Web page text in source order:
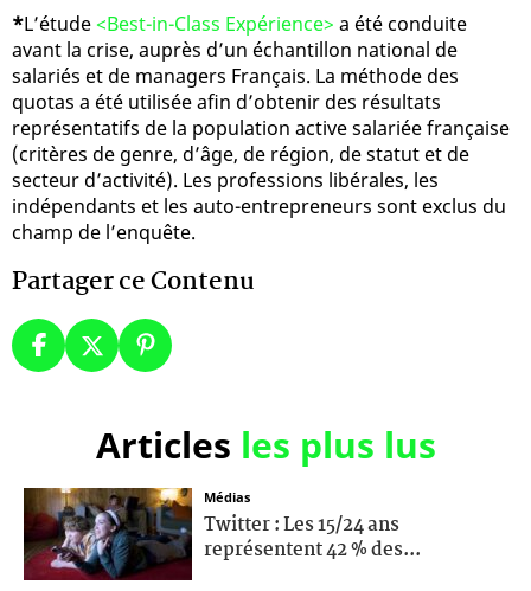
*L’étude<Best-in-Class Expérience> a été conduite
avant la crise, auprès d’un échantillon national de
salariés et de managers Français. La méthode des
quotas a été utilisée aﬁn d’obtenir des résultats
représentatifs de la population active salariée française
(critères de genre, d’âge, de région, de statut et de
secteur d’activité). Les professions libérales, les
indépendants et les auto-entrepreneurs sont exclus du
champ de l’enquête.
Partager ce Contenu
Articles les plus lus
Médias
Twitter : Les 15/24 ans
représentent 42 % des...